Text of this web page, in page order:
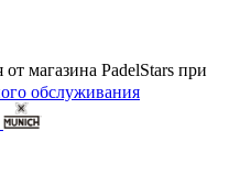
от магазина PadelStars при
обслуживания